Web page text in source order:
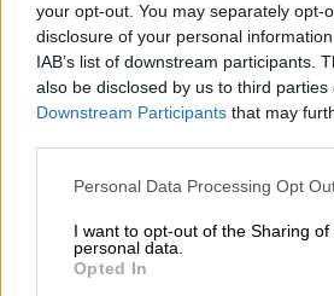
your opt-out. You may separately opt-
disclosure of your personal
IAB’s list of downstream participants.
also be disclosed by us to third parties
Downstream Participants that may
Please note that this website/app uses
not limited to your visit or usage
grant or deny consent to Google and
use your data for below specified
Personal Data Processing Opt
I want to opt-out of the Sharing of
personal data.
Opted In
Η ανακοίνωση της
Σας ενημερώνουμε, πως:
Το Σάββατο 02/05:
μεταξύ 07:30 - 12:30
είναι η στάση Άγιος